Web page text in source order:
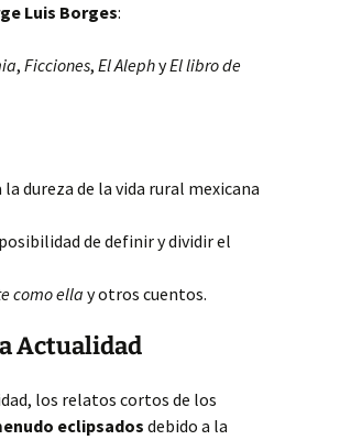
Luis Borges:
, Ficciones, El AlephyEl libro de
dureza de la vida rural mexicana
de definir y dividir el
como ellay otros cuentos.
Actualidad
los relatos cortos de los
eclipsados debido a la